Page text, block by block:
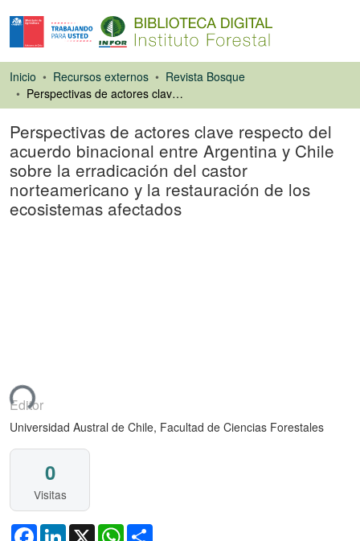
Inicio Recursos externos
Revista Bosque
Perspectivas de actores clave respecto del acuerdo binacional entre Argentina y Chile sobre la erradicación del castor norteamericano y la restauración de los ecosistemas afectados
Perspectivas de actores clave respecto del
acuerdo binacional entre Argentina y Chile
sobre la erradicación del castor
norteamericano y la restauración de los
ecosistemas afectados
Editor
Universidad Austral de Chile, Facultad de Ciencias Forestales
0
Visitas
FacebookLinkedIn
X WhatsApp